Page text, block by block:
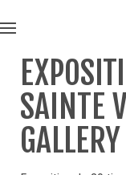
SAINTE
GALLERY